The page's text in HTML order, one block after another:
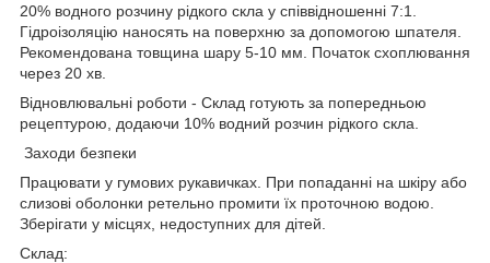
20% водного розчину рідкого скла у співвідношенні 7:1.
Гідроізоляцію наносять на поверхню за допомогою шпателя.
Рекомендована товщина шару 5-10 мм. Початок схоплювання
через 20 хв.
Відновлювальні роботи - Склад готують за попередньою
рецептурою, додаючи 10% водний розчин рідкого скла.
Заходи безпеки
Працювати у гумових рукавичках. При попаданні на шкіру або
слизові оболонки ретельно промити їх проточною водою.
Зберігати у місцях, недоступних для дітей.
Склад: